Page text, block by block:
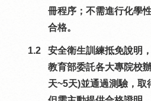
冊程序；不需進行化學
合格。
1.2 安全衛生訓練抵免說明
教育部委託各大專院校
天~5天)並通過測驗，取